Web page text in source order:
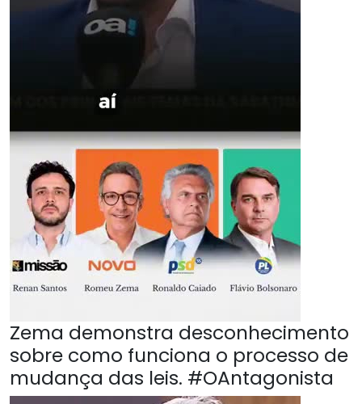
Zema demonstra desconhecimento
sobre como funciona o processo de
mudança das leis. #OAntagonista